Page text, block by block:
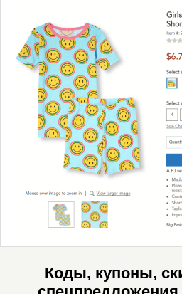
Коды, купоны,